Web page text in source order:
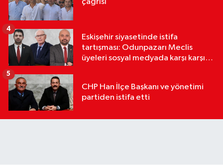
Eskişehir siyasetinde istifa
tartışması: Odunpazarı Meclis
üyeleri sosyal medyada karşı karşıya
4
CHP Han İlçe Başkanı ve yönetimi
partiden istifa etti
5